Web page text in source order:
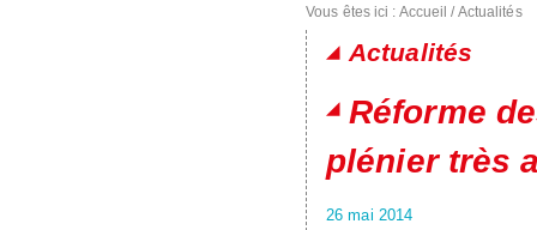
Vous êtes ici : Accueil /Actualités
Actualités
Réforme
plénier très
26 mai 2014
Pages